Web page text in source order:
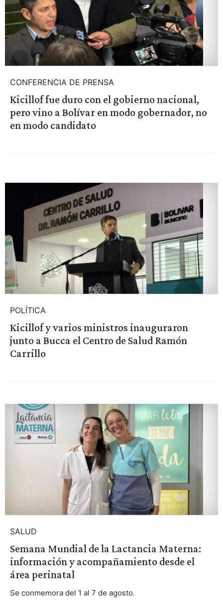
CONFERENCIA DE PRENSA
Kicillof fue duro con el gobierno nacional,
pero vino a Bolívar en modo gobernador, no
en modo candidato
POLÍTICA
Kicillof y varios ministros inauguraron
junto a Bucca el Centro de Salud Ramón
Carrillo
SALUD
Semana Mundial de la Lactancia Materna:
información y acompañamiento desde el
área perinatal
Se conmemora del 1 al 7 de agosto.